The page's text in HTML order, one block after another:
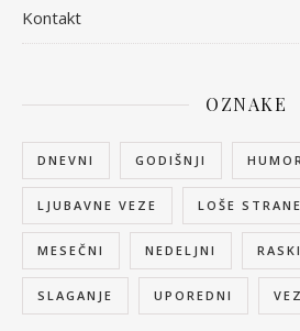
Kontakt
OZNAKE
DNEVNI GODIŠNJI
LJUBAVNE VEZE LOŠE STRANE
MESEČNI NEDELJNI
SLAGANJE UPOREDNI